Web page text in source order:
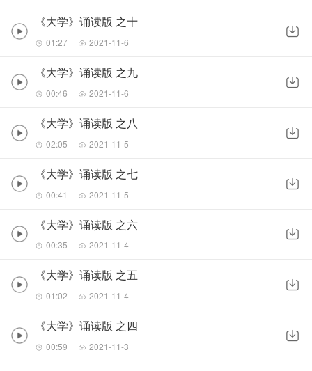
《大学》诵读版 之十
01:27 2021-11-6
《大学》诵读版 之九
00:46 2021-11-6
《大学》诵读版 之八
02:05 2021-11-5
《大学》诵读版 之七
00:41 2021-11-5
《大学》诵读版 之六
00:35 2021-11-4
《大学》诵读版 之五
01:02 2021-11-4
《大学》诵读版 之四
00:59 2021-11-3